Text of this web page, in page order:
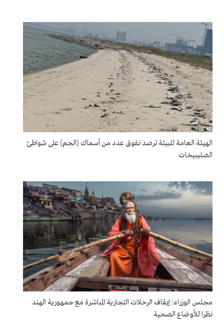
الهيئة العامة للبيئة ترصد نفوق عدد من أسماك (الجم) على شواطئ
الصليبيخات
مجلس الوزراء: إيقاف الرحلات التجارية المباشرة مع جمهورية الهند
نظرا للأوضاع الصحية